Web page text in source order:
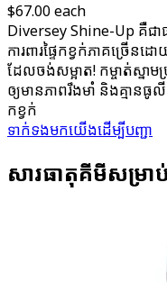
$67.00each
Diversey Shine-Up គឺជ
ការពារ​ផ្ទៃក​ខ្វក់​ភាគ​ច្រើ
ដែល​ចង់សម្អាត! កម្ចាត់​ស្នាម​
ឲ្យ​មាន​ភាពរឹងមាំ និងគ្មានធូ
កខ្វក់
ទាក់ទង​មក​យើង​ដើម្បី​បញ្ជា​
សារធាតុគីមី​សម្រា